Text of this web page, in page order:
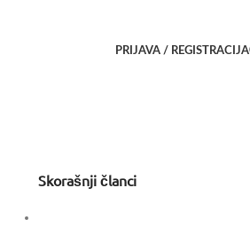
PRIJAVA / REGISTRACIJA
Skorašnji članci